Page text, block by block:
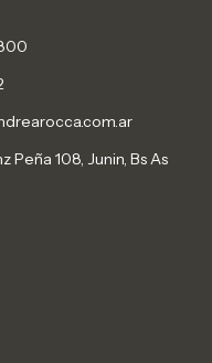
Peña 108, Junin, Bs As